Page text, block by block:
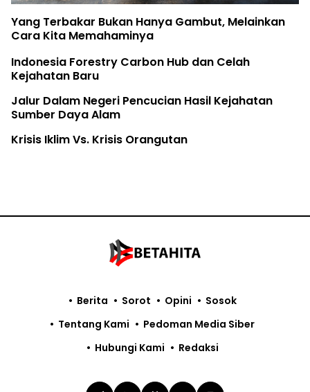
Yang Terbakar Bukan Hanya Gambut, Melainkan
Cara Kita Memahaminya
Indonesia Forestry Carbon Hub dan Celah
Kejahatan Baru
Jalur Dalam Negeri Pencucian Hasil Kejahatan
Sumber Daya Alam
Krisis Iklim Vs. Krisis Orangutan
Berita Sorot Opini
Sosok
Tentang Kami
Pedoman Media Siber
Hubungi Kami
Redaksi